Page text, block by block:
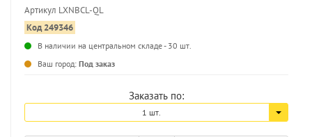
Артикул LXNBCL-QL
Код 249346
В наличии на центральном складе - 30 шт.
Ваш город: Под заказ
Заказать по:
1 шт.